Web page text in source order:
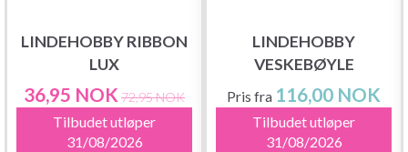
LINDEHOBBY RIBBON
LUX
36,95 NOK 72,95 NOK
Tilbudet utløper
31/08/2026
LINDEHOBBY
VESKEBØYLE
Pris fra 116,00 NOK
Tilbudet utløper
31/08/2026